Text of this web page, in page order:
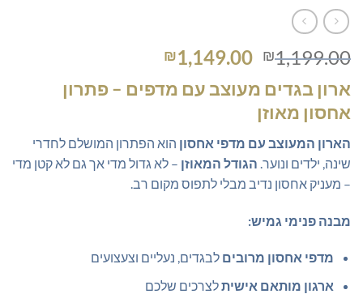
₪1,199.00
המחיר
היה:
₪1,149.00
הוא:
ארון בגדים מעוצב עם מדפים – פתרון
אחסון מאוזן
הארון המעוצב עם מדפי אחסון הוא הפתרון המושלם לחדרי
שינה, ילדים ונוער. הגודל המאוזן – לא גדול מדי אך גם לא קטן מדי
– מעניק אחסון נדיב מבלי לתפוס מקום רב.
מבנה פנימי גמיש:
מדפי אחסון מרובים לבגדים, נעליים וצעצועים
ארגון מותאם אישיתלצרכים שלכם